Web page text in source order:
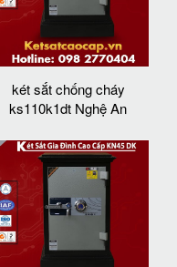
két sắt chống cháy
ks110k1dt Nghệ An